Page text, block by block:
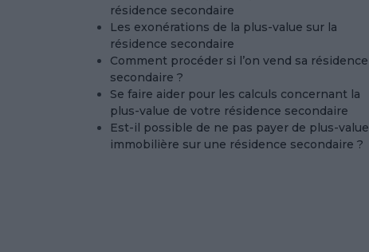
résidence secondaire
Les exonérations de la plus-value sur la
résidence secondaire
Comment procéder si l’on vend sa résidence
secondaire ?
Se faire aider pour les calculs concernant la
plus-value de votre résidence secondaire
Est-il possible de ne pas payer de plus-value
immobilière sur une résidence secondaire ?